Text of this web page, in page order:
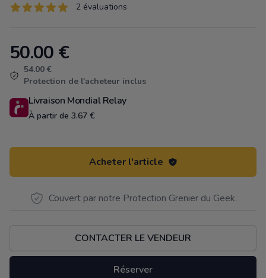
Évaluations
2 sur 5 étoiles 2 évaluations
Product information
50.00 €
54.00 €
Protection de l'acheteur inclus
Livraison Mondial Relay
À partir de 3.67 €
Acheter l'article
Couvert par notre Protection Grenier du Geek.
CONTACTER LE VENDEUR
Réserver